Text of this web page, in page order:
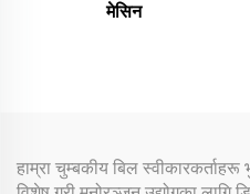
मेसिन
हाम्रा चुम्बकीय बिल